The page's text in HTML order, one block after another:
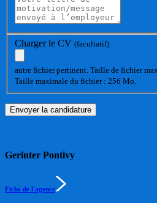
Charger le CV (facultatif)
autre fichier pertinent. Taille de fichier
Taille maximale du fichier : 256 Mo.
Gerinter Pontivy
Fiche de l'agence